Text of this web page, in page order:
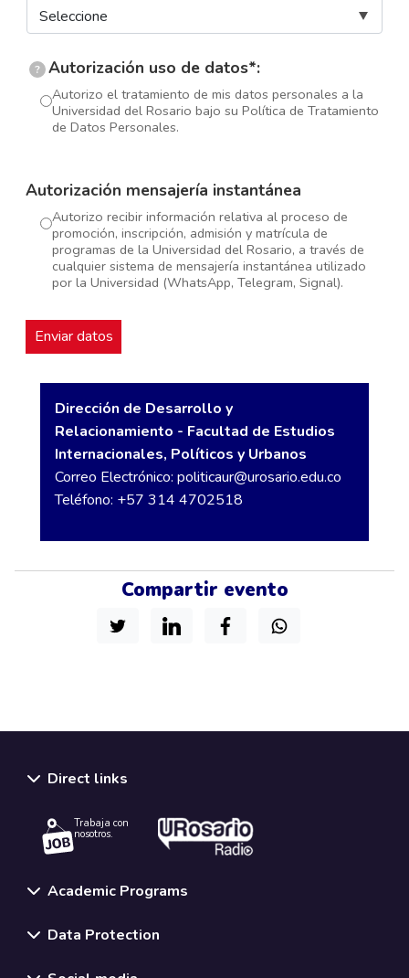
? Autorización uso de datos*:
Autorizo el tratamiento de mis datos personales a la
Universidad del Rosario bajo su Política de Tratamiento
de Datos Personales.
Autorización mensajería instantánea
Autorizo recibir información relativa al proceso de
promoción, inscripción, admisión y matrícula de
programas de la Universidad del Rosario, a través de
cualquier sistema de mensajería instantánea utilizado
por la Universidad (WhatsApp, Telegram, Signal).
Dirección de Desarrollo y
Relacionamiento - Facultad de Estudios
Internacionales, Políticos y Urbanos
Correo Electrónico: politicaur@urosario.edu.co
Teléfono: +57 314 4702518
Compartir evento
Direct links
Trabaja con
nosotros.
Academic Programs
Data Protection